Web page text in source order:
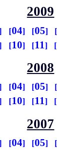
2009
04 05
10 11
2008
04 05
10 11
2007
04 05